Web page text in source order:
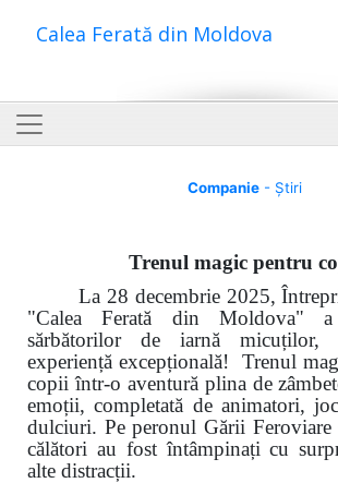
Calea Ferată din Moldova
Companie- Știri
Trenul magic pentru
La 28 decembrie 2025,
"Calea Ferată din Moldova"
sărbătorilor de iarnă micuților,
experiență excepțională! Trenul
copii într-o aventură plina de
emoții, completată de animatori,
dulciuri. Pe peronul Gării
călători au fost întâmpinați cu
alte distracții.